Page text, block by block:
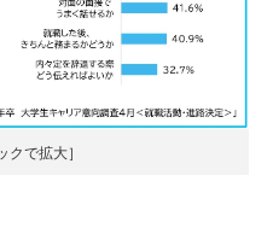
クで拡大］